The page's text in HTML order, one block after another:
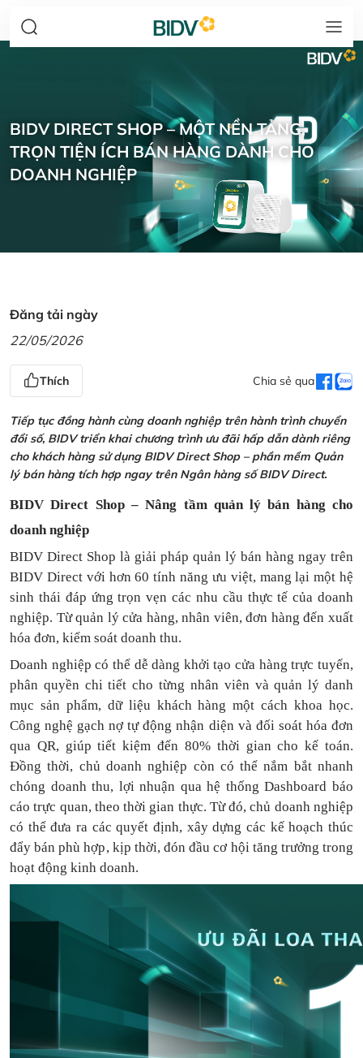
BIDV DIRECT SHOP – MỘT NỀN TẢNG,
TRỌN TIỆN ÍCH BÁN HÀNG DÀNH CHO
DOANH NGHIỆP
Đăng tải ngày
22/05/2026
Thích Chia sẻ qua
Tiếp tục đồng hành cùng doanh nghiệp trên hành trình chuyển
đổi số, BIDV triển khai chương trình ưu đãi hấp dẫn dành riêng
cho khách hàng sử dụng BIDV Direct Shop – phần mềm Quản
lý bán hàng tích hợp ngay trên Ngân hàng số BIDV Direct.
BIDV Direct Shop – Nâng tầm quản lý bán hàng cho
doanh nghiệp
BIDV Direct Shop là giải pháp quản lý bán hàng ngay trên
BIDV Direct với hơn 60 tính năng ưu việt, mang lại một hệ
sinh thái đáp ứng trọn vẹn các nhu cầu thực tế của doanh
nghiệp. Từ quản lý cửa hàng, nhân viên, đơn hàng đến xuất
hóa đơn, kiểm soát doanh thu.
Doanh nghiệp có thể dễ dàng khởi tạo cửa hàng trực tuyến,
phân quyền chi tiết cho từng nhân viên và quản lý danh
mục sản phẩm, dữ liệu khách hàng một cách khoa học.
Công nghệ gạch nợ tự động nhận diện và đối soát hóa đơn
qua QR, giúp tiết kiệm đến 80% thời gian cho kế toán.
Đồng thời, chủ doanh nghiệp còn có thể nắm bắt nhanh
chóng doanh thu, lợi nhuận qua hệ thống Dashboard báo
cáo trực quan, theo thời gian thực. Từ đó, chủ doanh nghiệp
có thểđưa ra các quyết định, xây dựng các kế hoạch thúc
đẩy bán phù hợp, kịp thời, đón đầu cơ hội tăng trưởng trong
hoạt động kinh doanh.